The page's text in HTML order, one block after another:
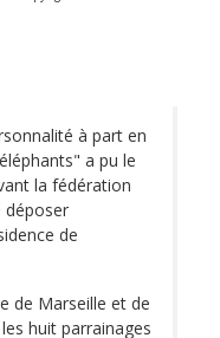
à part en
a pu le
la fédération
déposer
de
de Marseille et de
huit parrainages